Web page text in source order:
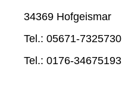
34369 Hofgeismar
Tel.: 05671-7325730
Tel.: 0176-34675193